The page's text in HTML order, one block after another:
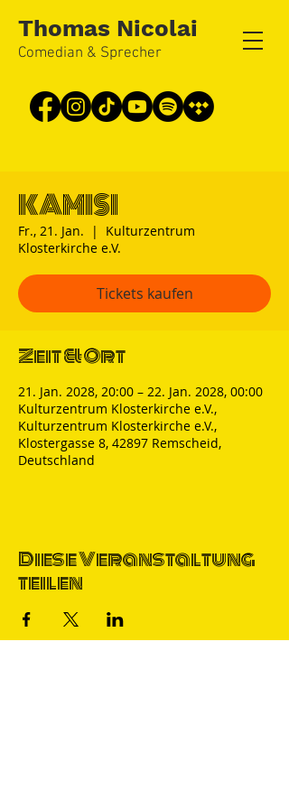
Thomas Nicolai
Comedian & Sprecher
KAMISI
Fr., 21. Jan.
  |
Kulturzentrum
Klosterkirche e.V.
Tickets kaufen
Zeit & Ort
21. Jan. 2028, 20:00 – 22. Jan. 2028, 00:00
Kulturzentrum Klosterkirche e.V.,
Kulturzentrum Klosterkirche e.V.,
Klostergasse 8, 42897 Remscheid,
Deutschland
Diese Veranstaltung
teilen